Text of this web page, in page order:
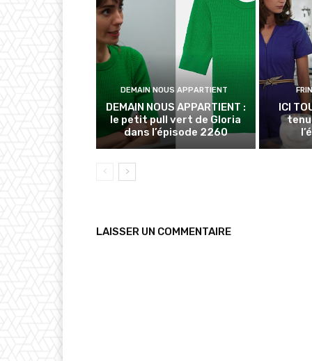
DEMAIN NOUS APPARTIENT
DEMAIN NOUS APPARTIENT :
le petit pull vert de Gloria
dans l’épisode 2260
ICI
LAISSER UN COMMENTAIRE